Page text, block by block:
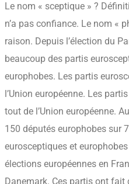
Le nom « sceptique » ?
n’a pas confiance. Le nom «
raison. Depuis l’élection du
beaucoup des partis
europhobes. Les partis
l’Union européenne. Les
tout de l’Union européenne.
150 députés europhobes sur
eurosceptiques et
élections européennes en
Danemark. Ces partis ont fait